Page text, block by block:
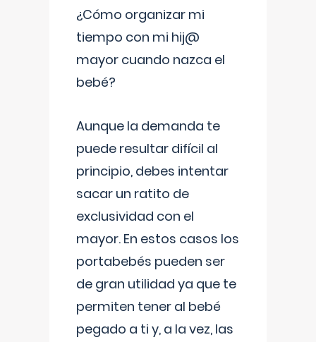
¿Cómo organizar mi
tiempo con mi hij@
mayor cuando nazca el
bebé?
Aunque la demanda te
puede resultar difícil al
principio, debes intentar
sacar un ratito de
exclusividad con el
mayor. En estos casos los
portabebés pueden ser
de gran utilidad ya que te
permiten tener al bebé
pegado a ti y, a la vez, las